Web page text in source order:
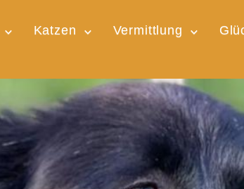
Katzen Vermittlung